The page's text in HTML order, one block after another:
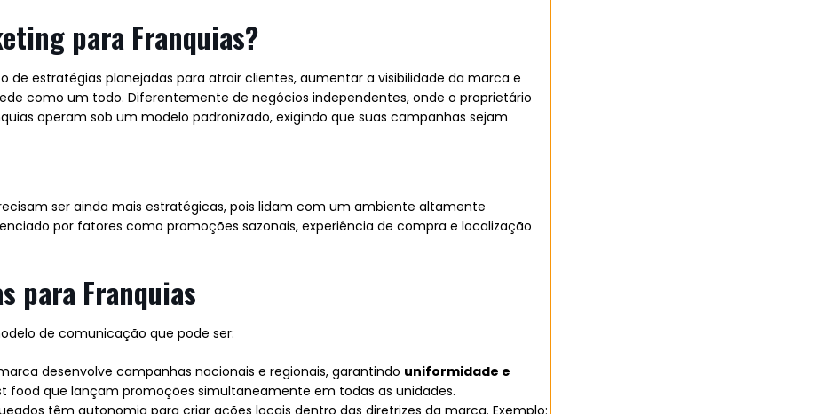
para Franquias?
estratégias planejadas para atrair clientes, aumentar a visibilidade da marca e
como um todo. Diferentemente de negócios independentes, onde o proprietário
operam sob um modelo padronizado, exigindo que suas campanhas sejam
ser ainda mais estratégicas, pois lidam com um ambiente altamente
por fatores como promoções sazonais, experiência de compra e localização
para Franquias
de comunicação que pode ser:
desenvolve campanhas nacionais e regionais, garantindo uniformidade e
food que lançam promoções simultaneamente em todas as unidades.
têm autonomia para criar ações locais dentro das diretrizes da marca. Exemplo: